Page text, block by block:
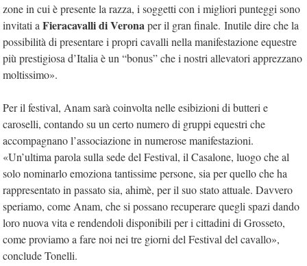
zone in cui è presente la razza, i soggetti con i migliori punteggi sono
invitati a Fieracavalli di Veronaper il gran finale. Inutile dire che la
possibilità di presentare i propri cavalli nella manifestazione equestre
più prestigiosa d’Italia è un “bonus” che i nostri allevatori apprezzano
moltissimo».
Per il festival, Anam sarà coinvolta nelle esibizioni di butteri e
caroselli, contando su un certo numero di gruppi equestri che
accompagnano l’associazione in numerose manifestazioni.
«Un’ultima parola sulla sede del Festival, il Casalone, luogo che al
solo nominarlo emoziona tantissime persone, sia per quello che ha
rappresentato in passato sia, ahimè, per il suo stato attuale. Davvero
speriamo, come Anam, che si possano recuperare quegli spazi dando
loro nuova vita e rendendoli disponibili per i cittadini di Grosseto,
come proviamo a fare noi nei tre giorni del Festival del cavallo»,
conclude Tonelli.